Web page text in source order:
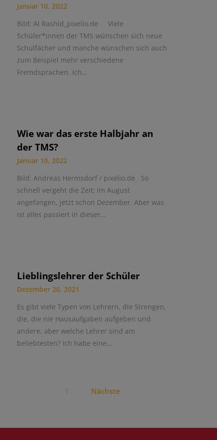
Januar 10, 2022
Bild: Al Rashid_pixelio.de Viele
Schüler*innen der TMS wünschen sich neue
Schulfächer und manche wünschen sich auch
zum Beispiel mehr verschiedene
Fremdsprachen. Ich…
Wie war das erste Halbjahr an
der TMS?
Januar 10, 2022
Bild: Andreas Hermsdorf / pixelio.de So
schnell vergeht die Zeit; im August
angefangen, jetzt schon Dezember. Aber was
ist alles passiert in dieser…
Lieblingslehrer der Schüler
Dezember 20, 2021
Es gibt viele Typen von Lehrern, die Strengen,
die, die nie Hausaufgaben aufgeben und
andere, aber welche Lehrer sind am
beliebtesten? Ich habe eine…
1 Nächste